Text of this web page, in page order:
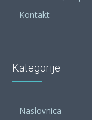
Kontakt
Kategorije
Naslovnica